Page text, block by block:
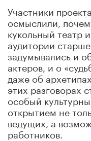
Участники
осмыслили,
кукольный театр
аудитории
задумывались и
актеров, и о
даже об
этих разговорах
особый
открытием не
ведущих, а
работников.